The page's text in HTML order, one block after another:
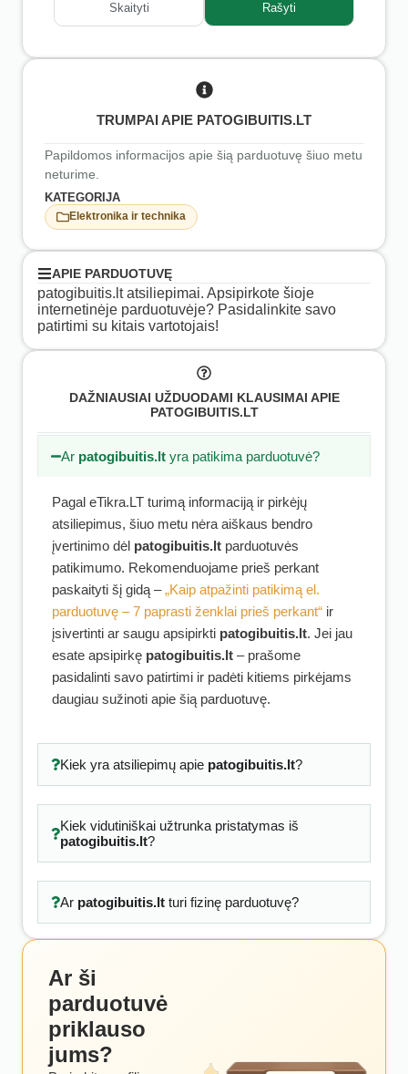
Skaityti Rašyti
TRUMPAI APIE PATOGIBUITIS.LT
Papildomos informacijos apie šią parduotuvę šiuo metu
neturime.
KATEGORIJA
Elektronika ir technika
APIE PARDUOTUVĘ
patogibuitis.lt atsiliepimai. Apsipirkote šioje
internetinėje parduotuvėje? Pasidalinkite savo
patirtimi su kitais vartotojais!
DAŽNIAUSIAI UŽDUODAMI KLAUSIMAI APIE
PATOGIBUITIS.LT
Ar patogibuitis.lt yra patikima parduotuvė?
Pagal eTikra.LT turimą informaciją ir pirkėjų
atsiliepimus, šiuo metu nėra aiškaus bendro
įvertinimo dėl patogibuitis.lt parduotuvės
patikimumo. Rekomenduojame prieš perkant
paskaityti šį gidą –„Kaip atpažinti patikimą el.
parduotuvę – 7 paprasti ženklai prieš perkant“ ir
įsivertinti ar saugu apsipirkti patogibuitis.lt. Jei jau
esate apsipirkę patogibuitis.lt – prašome
pasidalinti savo patirtimi ir padėti kitiems pirkėjams
daugiau sužinoti apie šią parduotuvę.
Kiek yra atsiliepimų apie patogibuitis.lt?
Kiek vidutiniškai užtrunka pristatymas iš
patogibuitis.lt?
Ar patogibuitis.ltturi fizinę parduotuvę?
Ar ši
parduotuvė
priklauso
jums?